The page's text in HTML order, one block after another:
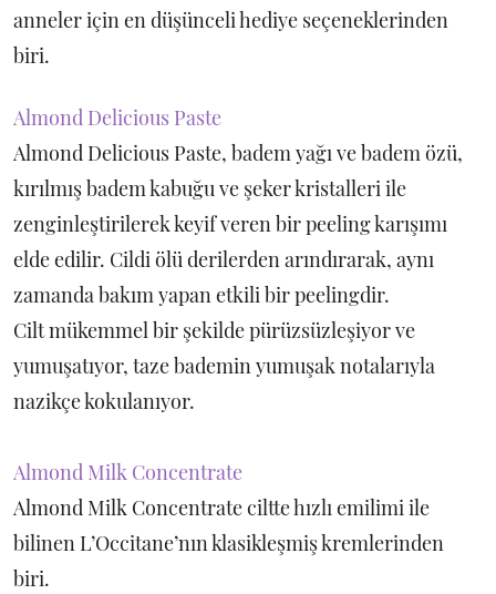
anneler için en düşünceli hediye seçeneklerinden
biri.
Almond Delicious Paste
Almond Delicious Paste, badem yağı ve badem özü,
kırılmış badem kabuğu ve şeker kristalleri ile
zenginleştirilerek keyif veren bir peeling karışımı
elde edilir. Cildi ölü derilerden arındırarak, aynı
zamanda bakım yapan etkili bir peelingdir.
Cilt mükemmel bir şekilde pürüzsüzleşiyor ve
yumuşatıyor, taze bademin yumuşak notalarıyla
nazikçe kokulanıyor.
Almond Milk Concentrate
Almond Milk Concentrate ciltte hızlı emilimi ile
bilinen L’Occitane’nın klasikleşmiş kremlerinden
biri.